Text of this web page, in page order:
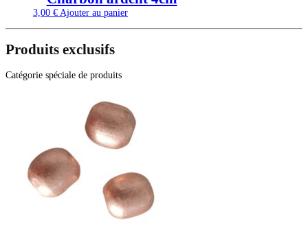
3,00 € Ajouter au panier
Produits exclusifs
Catégorie spéciale de produits